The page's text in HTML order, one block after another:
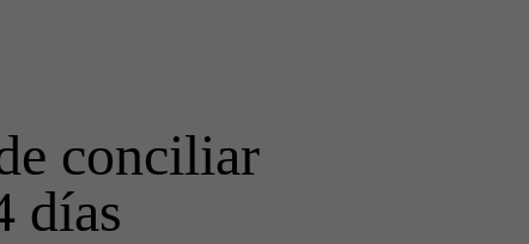
conciliar
días